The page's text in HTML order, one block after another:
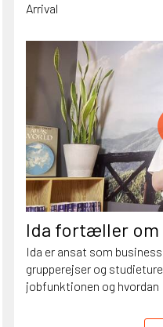
Arrival
Ida fortæller om
Ida er ansat som
grupperejser og
jobfunktionen og hvordan